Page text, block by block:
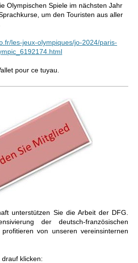
Olympischen Spiele im nächsten Jahr
um den Touristen aus aller
les-jeux-olympiques/jo-2024/paris-
pour ce tuyau.
unterstützen Sie die Arbeit der DFG.
der deutsch-französischen
von unseren vereinsinternen
klicken: